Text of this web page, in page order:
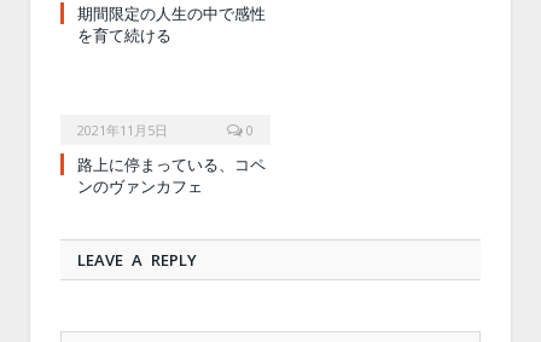
期間限定の人生の中で感性
を育て続ける
2021年11月5日 0
路上に停まっている、コペ
ンのヴァンカフェ
LEAVE A REPLY